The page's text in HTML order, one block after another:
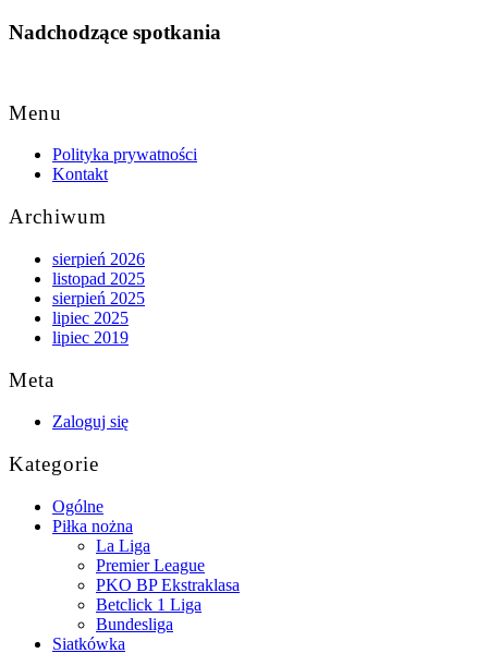
Nadchodzące spotkania
to
Top
Menu
Polityka prywatności
Kontakt
Archiwum
sierpień 2026
listopad 2025
sierpień 2025
lipiec 2025
lipiec 2019
Meta
Zaloguj się
Kategorie
Ogólne
Piłka nożna
La Liga
Premier League
PKO BP Ekstraklasa
Betclick 1 Liga
Bundesliga
Siatkówka